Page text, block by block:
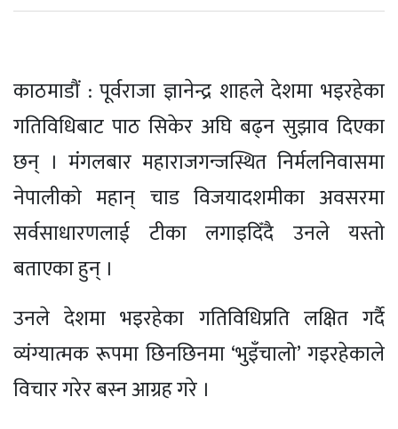
काठमाडौं : पूर्वराजा ज्ञानेन्द्र शाहले देशमा भइरहेका
गतिविधिबाट पाठ सिकेर अघि बढ्न सुझाव दिएका
छन् । मंगलबार महाराजगन्जस्थित निर्मलनिवासमा
नेपालीको महान् चाड विजयादशमीका अवसरमा
सर्वसाधारणलाई टीका लगाइदिँदै उनले यस्तो
बताएका हुन् ।
उनले देशमा भइरहेका गतिविधिप्रति लक्षित गर्दै
व्यंग्यात्मक रूपमा छिनछिनमा ‘भुइँचालो’ गइरहेकाले
विचार गरेर बस्न आग्रह गरे ।